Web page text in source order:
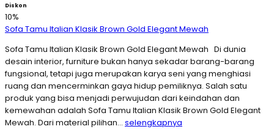
Diskon
10%
Sofa Tamu Italian Klasik Brown Gold Elegant Mewah
Sofa Tamu Italian Klasik Brown Gold Elegant Mewah Di dunia
desain interior, furniture bukan hanya sekadar barang-barang
fungsional, tetapi juga merupakan karya seni yang menghiasi
ruang dan mencerminkan gaya hidup pemiliknya. Salah satu
produk yang bisa menjadi perwujudan dari keindahan dan
kemewahan adalah Sofa Tamu Italian Klasik Brown Gold Elegant
Mewah. Dari material pilihan… selengkapnya